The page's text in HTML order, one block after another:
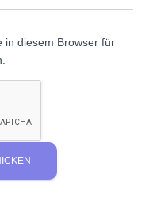
in diesem Browser für